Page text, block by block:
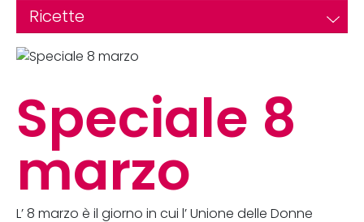
Ricette
Speciale 8
marzo
L’ 8 marzo è il giorno in cui l’ Unione delle Donne